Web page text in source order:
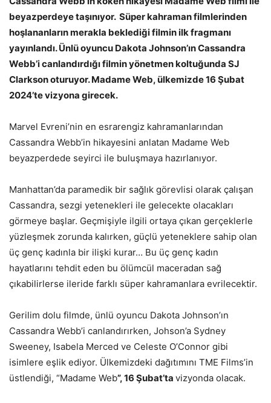
beyazperdeye taşınıyor. Süper kahraman filmlerinden
hoşlananların merakla beklediği filmin ilk fragmanı
yayınlandı. Ünlü oyuncu Dakota Johnson’ın Cassandra
Webb’i canlandırdığı filmin yönetmen koltuğunda SJ
Clarkson oturuyor. Madame Web, ülkemizde 16 Şubat
2024’te vizyona girecek.
Marvel Evreni’nin en esrarengiz kahramanlarından
Cassandra Webb’in hikayesini anlatan Madame Web
beyazperdede seyirci ile buluşmaya hazırlanıyor.
Manhattan’da paramedik bir sağlık görevlisi olarak çalışan
Cassandra, sezgi yetenekleri ile gelecekte olacakları
görmeye başlar. Geçmişiyle ilgili ortaya çıkan gerçeklerle
yüzleşmek zorunda kalırken, güçlü yeteneklere sahip olan
üç genç kadınla bir ilişki kurar… Bu üç genç kadın
hayatlarını tehdit eden bu ölümcül maceradan sağ
çıkabilirlerse ileride farklı süper kahramanlara evrilecektir.
Gerilim dolu filmde, ünlü oyuncu Dakota Johnson’ın
Cassandra Webb’i canlandırırken, Johson’a Sydney
Sweeney, Isabela Merced ve Celeste O’Connor gibi
isimlere eşlik ediyor. Ülkemizdeki dağıtımını TME Films’in
üstlendiği, “Madame Web”, 16 Şubat’ta vizyonda olacak.